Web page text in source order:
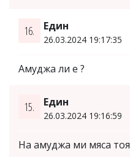
16. Един
26.03.2024 19:17:35
Амуджа ли е ?
15. Един
26.03.2024 19:16:59
На амуджа ми мяса тоя